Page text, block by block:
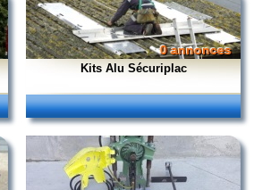
0 annonces
Kits Alu Sécuriplac